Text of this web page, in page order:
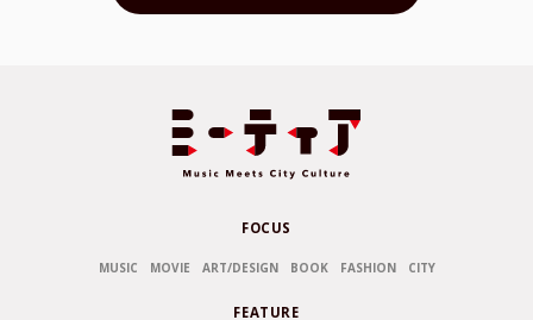
FOCUS
MUSIC MOVIE ART/DESIGN BOOK FASHION CITY
FEATURE